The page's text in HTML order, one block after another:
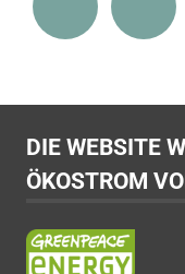
DIE WEBSITE
ÖKOSTROM